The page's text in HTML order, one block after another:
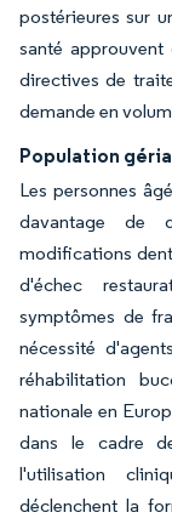
postérieures sur
santé approuvent
directives de
demande en
Population
Les personnes
davantage de
modifications
d'échec
symptômes de
nécessité
réhabilitation
nationale en
dans le cadre
l'utilisation
déclenchent la